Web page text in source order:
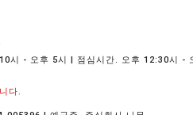
시 - 오후 5시 | 점심시간. 오후 12:30시 -
다.